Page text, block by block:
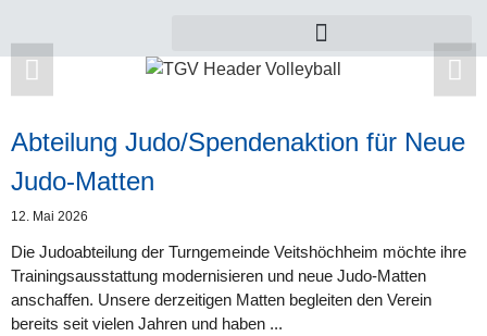
Zu dieser Kategorie gibt es leider noch keine
Abteilung Judo/Spendenaktion für Neue
Judo-Matten
12. Mai 2026
Die Judoabteilung der Turngemeinde Veitshöchheim möchte ihre
Trainingsausstattung modernisieren und neue Judo-Matten
anschaffen. Unsere derzeitigen Matten begleiten den Verein
bereits seit vielen Jahren und haben